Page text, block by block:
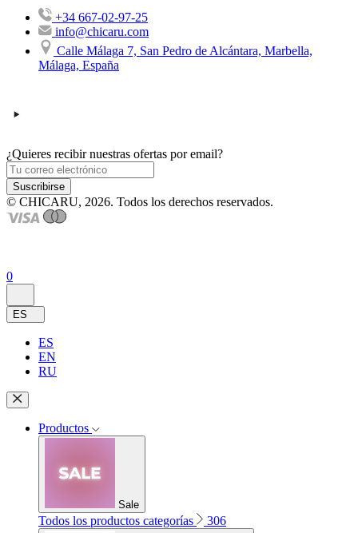
+34 667-02-97-25
info@chicaru.com
Calle Málaga 7, San Pedro de Alcántara, Marbella,
Málaga, España
¿Quieres recibir nuestras ofertas por email?
Suscribirse
© CHICARU, 2026. Todos los derechos reservados.
0
ES
ES
EN
RU
Productos
Sale
Todos los productos categorías 306